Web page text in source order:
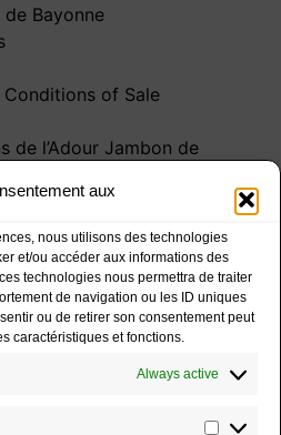
aux
nous utilisons des technologies
et/ou accéder aux informations des
technologies nous permettra de traiter
de navigation ou les ID uniques
ou de retirer son consentement peut
caractéristiques et fonctions.
Always active
Bayonne
Conditions of Sale
de l’Adour Jambon de